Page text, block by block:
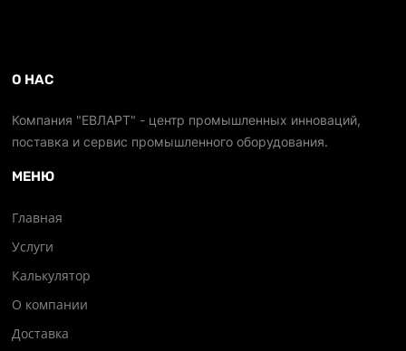
О НАС
Компания "ЕВЛАРТ" - центр промышленных инноваций,
поставка и сервис промышленного оборудования.
МЕНЮ
Главная
Услуги
Калькулятор
О компании
Доставка